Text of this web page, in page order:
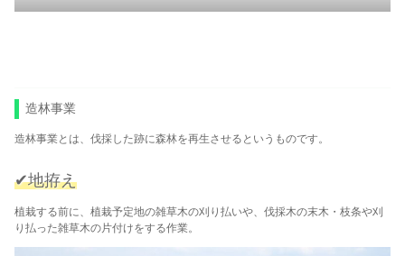
造林事業
造林事業とは、伐採した跡に森林を再生させるというものです。
✔地拵え
植栽する前に、植栽予定地の雑草木の刈り払いや、伐採木の末木・枝条や刈
り払った雑草木の片付けをする作業。